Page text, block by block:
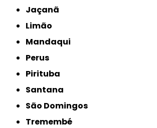
Jaçanã
Limão
Mandaqui
Perus
Pirituba
Santana
São Domingos
Tremembé